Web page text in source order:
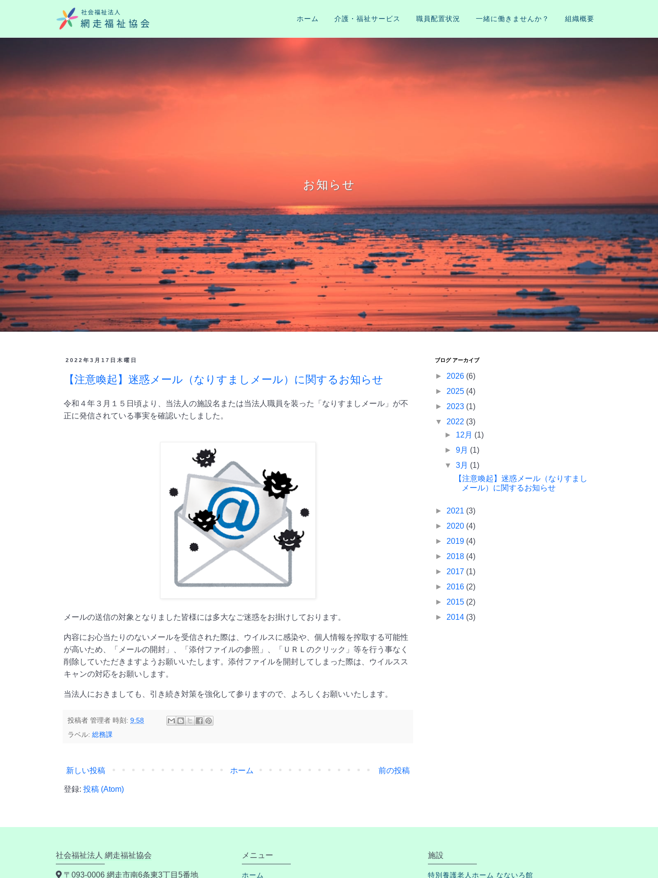
ホーム 介護・福祉サービス 職員配置状況 一緒に働きませんか？ 組織概要
お知らせ
2022年3月17日木曜日
【注意喚起】迷惑メール（なりすましメール）に関するお知らせ
令和４年３月１５日頃より、当法人の施設名または当法人職員を装った「なりすましメール」が不
正に発信されている事実を確認いたしました。
メールの送信の対象となりました皆様には多大なご迷惑をお掛けしております。
内容にお心当たりのないメールを受信された際は、ウイルスに感染や、個人情報を搾取する可能性
が高いため、「メールの開封」、「添付ファイルの参照」、「ＵＲＬのクリック」等を行う事なく
削除していただきますようお願いいたします。添付ファイルを開封してしまった際は、ウイルスス
キャンの対応をお願いします。
当法人におきましても、引き続き対策を強化して参りますので、よろしくお願いいたします。
投稿者 管理者 時刻: 9:58
ラベル: 総務課
新しい投稿 前の投稿
ホーム
登録: 投稿 (Atom)
ブログ アーカイブ
► 2026 (6)
► 2025 (4)
► 2023 (1)
▼ 2022 (3)
► 12月 (1)
►9月 (1)
▼3月 (1)
【注意喚起】迷惑メール（なりすまし
メール）に関するお知らせ
► 2021 (3)
► 2020 (4)
► 2019 (4)
► 2018 (4)
► 2017 (1)
► 2016 (2)
► 2015 (2)
► 2014 (3)
社会福祉法人 網走福祉協会
〒093-0006 網走市南6条東3丁目5番地
メニュー
ホーム
施設
特別養護老人ホーム なないろ館